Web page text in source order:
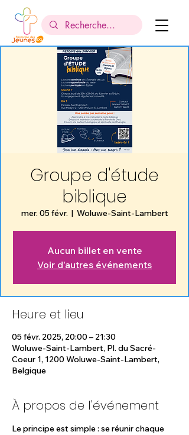
Groupe d'étude
biblique
mer. 05 févr.
  |
Woluwe-Saint-Lambert
Aucun billet en vente
Voir d'autres événements
Heure et lieu
05 févr. 2025, 20:00 – 21:30
Woluwe-Saint-Lambert, Pl. du Sacré-
Coeur 1, 1200 Woluwe-Saint-Lambert,
Belgique
À propos de l'événement
Le principe est simple : se réunir chaque